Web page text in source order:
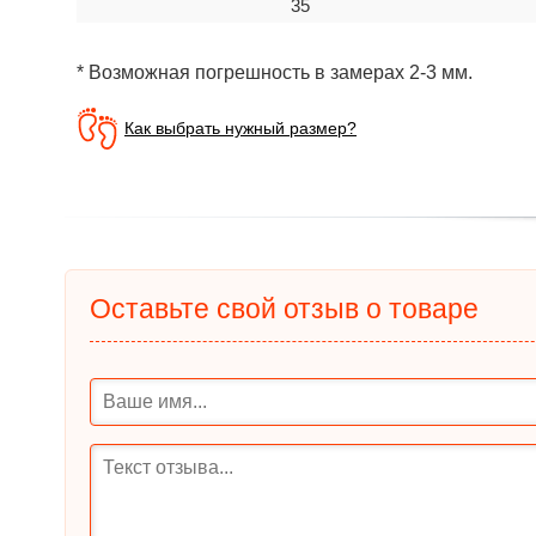
35
* Возможная погрешность в замерах 2-3 мм.
Как выбрать нужный размер?
Оставьте свой отзыв о товаре